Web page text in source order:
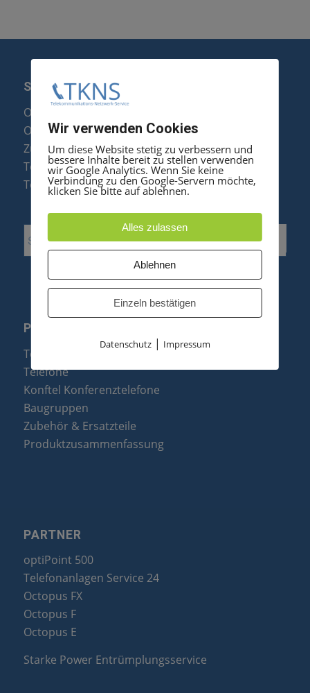
SERVICE
Optipoint Display Reparatur
Octophon F Display Reparatur
Zubehör & Ersatzteile
Telefonanlagen Optimierung
Telefonanlagen Erweiterung
PRODUKTE
Telefonanlagen
Telefone
Konftel Konferenztelefone
Baugruppen
Zubehör & Ersatzteile
Produktzusammenfassung
PARTNER
optiPoint 500
Telefonanlagen Service 24
Octopus FX
Octopus F
Octopus E
Starke Power Entrümplungsservice
Wir verwenden Cookies
Um diese Website stetig zu verbessern und
bessere Inhalte bereit zu stellen verwenden
wir Google Analytics. Wenn Sie keine
Verbindung zu den Google-Servern möchte,
klicken Sie bitte auf ablehnen.
Alles zulassen
Ablehnen
Einzeln bestätigen
Datenschutz| Impressum